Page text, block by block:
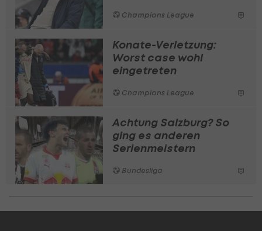
Champions League
Konate-Verletzung:
Worst case wohl
eingetreten
Champions League
Achtung Salzburg? So
ging es anderen
Serienmeistern
Bundesliga